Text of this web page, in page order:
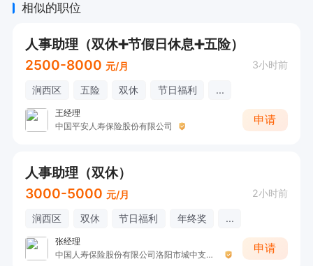
相似的职位
人事助理（双休➕节假日休息➕五险）
2500-8000 元/月 3小时前
涧西区 五险 双休 节日福利 ...
王经理
中国平安人寿保险股份有限公司
申请
人事助理（双休）
3000-5000 元/月 2小时前
涧西区 双休 节日福利 年终奖 ...
张经理
中国人寿保险股份有限公司洛阳市城中支公司H
申请